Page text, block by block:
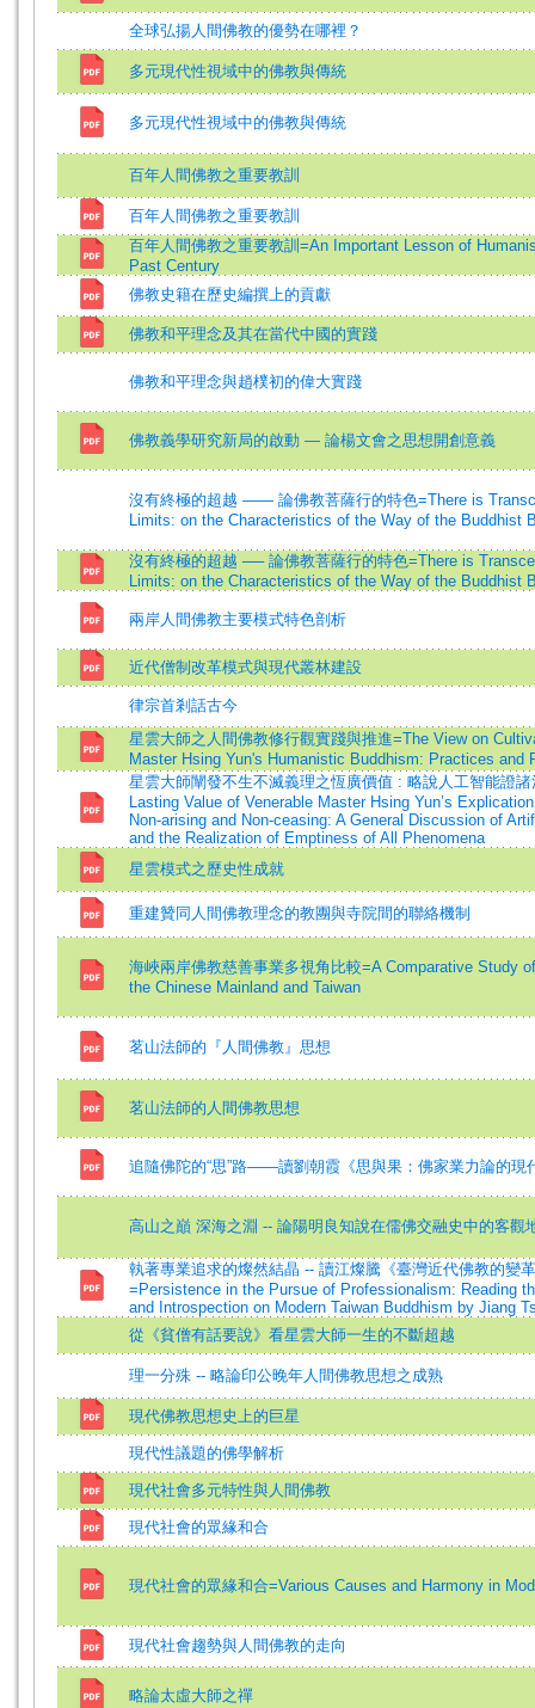
全球弘揚人間佛教的優勢在哪裡？
多元現代性視域中的佛教與傳統
多元現代性視域中的佛教與傳統
百年人間佛教之重要教訓
百年人間佛教之重要教訓
百年人間佛教之重要教訓=An Important Lesson of
Past Century
佛教史籍在歷史編撰上的貢獻
佛教和平理念及其在當代中國的實踐
佛教和平理念與趙樸初的偉大實踐
佛教義學研究新局的啟動 — 論楊文會之思想開創意義
沒有終極的超越 —— 論佛教菩薩行的特色=There is
Limits: on the Characteristics of the Way of the Buddhist
沒有終極的超越 ── 論佛教菩薩行的特色=There is
Limits: on the Characteristics of the Way of the Buddhist
兩岸人間佛教主要模式特色剖析
近代僧制改革模式與現代叢林建設
律宗首剎話古今
星雲大師之人間佛教修行觀實踐與推進=The View on
Master Hsing Yun's Humanistic Buddhism: Practices and
星雲大師闡發不生不滅義理之恆廣價值 : 略說人工智能證
Lasting Value of Venerable Master Hsing Yun’s
Non-arising and Non-ceasing: A General Discussion of
and the Realization of Emptiness of All Phenomena
星雲模式之歷史性成就
重建贊同人間佛教理念的教團與寺院間的聯絡機制
海峽兩岸佛教慈善事業多視角比較=A Comparative Study
the Chinese Mainland and Taiwan
茗山法師的『人間佛教』思想
茗山法師的人間佛教思想
追隨佛陀的“思”路——讀劉朝霞《思與果：佛家業力論的現
高山之巔 深海之淵 -- 論陽明良知說在儒佛交融史中的客觀
執著專業追求的燦然結晶 -- 讀江燦騰《臺灣近代佛教的變
=Persistence in the Pursue of Professionalism: Reading
and Introspection on Modern Taiwan Buddhism by Jiang
從《貧僧有話要說》看星雲大師一生的不斷超越
理一分殊 -- 略論印公晚年人間佛教思想之成熟
現代佛教思想史上的巨星
現代性議題的佛學解析
現代社會多元特性與人間佛教
現代社會的眾緣和合
現代社會的眾緣和合=Various Causes and Harmony in
現代社會趨勢與人間佛教的走向
略論太虛大師之禪